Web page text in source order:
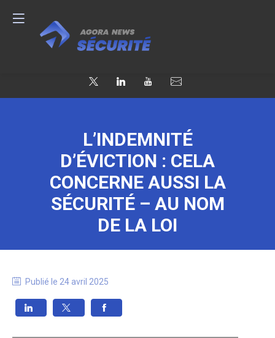
L’INDEMNITÉ
D’ÉVICTION : CELA
CONCERNE AUSSI LA
SÉCURITÉ – AU NOM
DE LA LOI
Publié le 24 avril 2025